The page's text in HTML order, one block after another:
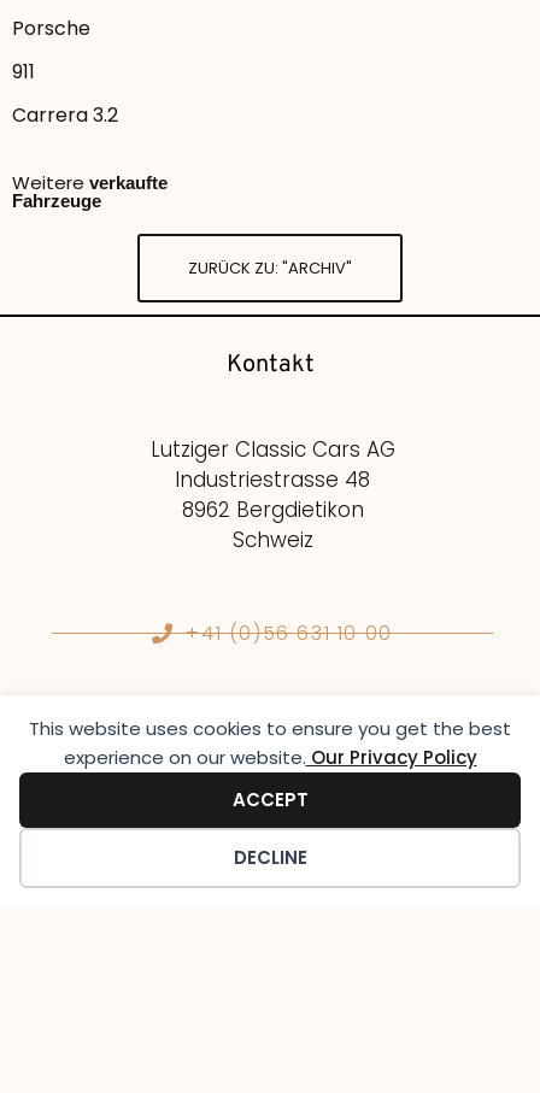
This website uses cookies to ensure you get the best
experience on our website.​ Our Privacy Policy
ACCEPT
DECLINE
Porsche
911
Carrera 3.2
Weitere verkaufte
Fahrzeuge
ZURÜCK ZU: "ARCHIV"
Kontakt
Lutziger Classic Cars AG
Industriestrasse 48
8962 Bergdietikon
Schweiz
+41 (0)56 631 10 00
info@lutziger-classiccars.com
Instagram